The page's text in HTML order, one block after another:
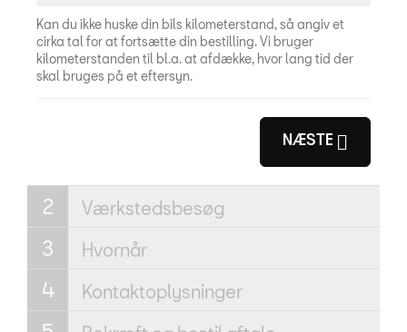
Kan du ikke huske din bils kilometerstand, så angiv et
cirka tal for at fortsætte din bestilling. Vi bruger
kilometerstanden til bl.a. at afdække, hvor lang tid der
skal bruges på et eftersyn.
NÆSTE
Værkstedsbesøg
Hvornår
Kontaktoplysninger